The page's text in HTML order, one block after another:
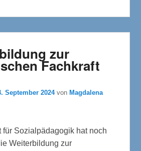
zur
Fachkraft
September 2024 von Magdalena
für Sozialpädagogik hat noch
Weiterbildung zur